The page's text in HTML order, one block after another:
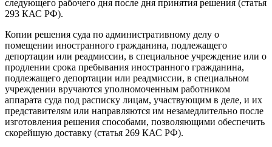
следующего рабочего дня после дня принятия решения (статья
293 КАС РФ).
Копии решения суда по административному делу о
помещении иностранного гражданина, подлежащего
депортации или реадмиссии, в специальное учреждение или о
продлении срока пребывания иностранного гражданина,
подлежащего депортации или реадмиссии, в специальном
учреждении вручаются уполномоченным работником
аппарата суда под расписку лицам, участвующим в деле, и их
представителям или направляются им незамедлительно после
изготовления решения способами, позволяющими обеспечить
скорейшую доставку (статья 269 КАС РФ).